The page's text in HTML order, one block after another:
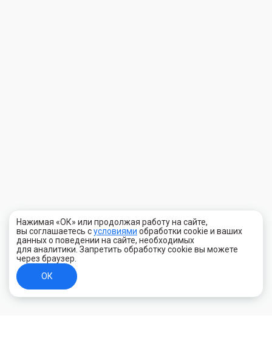
Нажимая «ОК» или продолжая работу на сайте,
вы соглашаетесь сусловиями обработки cookie и ваших
данных о поведении на сайте, необходимых
для аналитики. Запретить обработку cookie вы можете
через браузер.
ОК